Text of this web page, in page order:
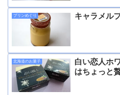
プリンめぐり キャラメル
北海道のお菓子
白い恋人ホ
はちょっと